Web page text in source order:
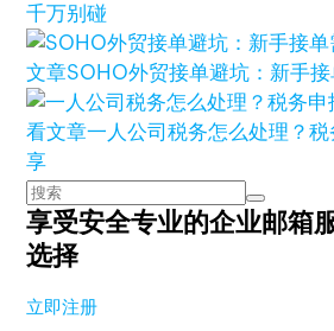
千万别碰
文章SOHO外贸接单避坑：新手
看文章一人公司税务怎么处理？
享
享受安全专业的企业邮箱
选择
立即注册